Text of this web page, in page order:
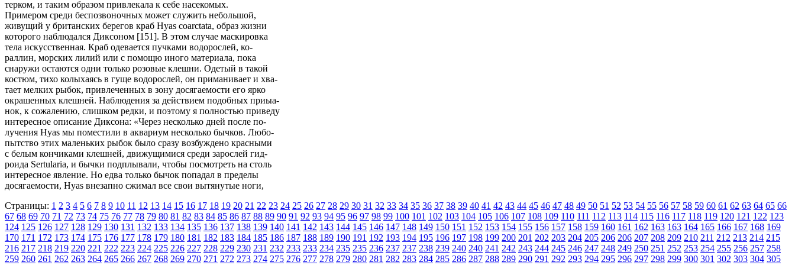
терком, и таким образом привлекала к себе насекомых.
Примером среди беспозвоночных может служить небольшой,
живущий у британских берегов краб Hyas coarctata, образ жизни
которого наблюдался Диксоном [151]. В этом случае маскировка
тела искусственная. Краб одевается пучками водорослей, ко-
раллин, морских лилий или с помощю иного материала, пока
снаружи остаются одни только розовые клешни. Одетый в такой
костюм, тихо колыхаясь в гуще водорослей, он приманивает и хва-
тает мелких рыбок, привлеченных в зону досягаемости его ярко
окрашенных клешней. Наблюдения за действием подобных приыа-
нок, к сожалению, слишком редки, и поэтому я полностью приведу
интересное описание Диксона: «Через несколько дней после по-
лучения Hyas мы поместили в аквариум несколько бычков. Любо-
пытство этих маленьких рыбок было сразу возбуждено красными
с белым кончиками клешней, движущимися среди зарослей гид-
роида Sertularia, и бычки подплывали, чтобы посмотреть на столь
интересное явление. Но едва только бычок попадал в пределы
досягаемости, Hyas внезапно сжимал все свои вытянутые ноги,
Страницы: 1 2 3 4 5 6 7 8 9 10 11 12 13 14 15 16 17 18 19 20 21 22 23 24 25 26 27 28 29 30 31 32 33 34 35 36 37 38 39 40 41 42 43 44 45 46 47 48 49 50 51 52 53 54 55 56 57 58 59 60 61 62 63 64 65 66
67 68 69 70 71 72 73 74 75 76 77 78 79 80 81 82 83 84 85 86 87 88 89 90 91 92 93 94 95 96 97 98 99 100 101 102 103 104 105 106 107 108 109 110 111 112 113 114 115 116 117 118 119 120 121 122 123
124 125 126 127 128 129 130 131 132 133 134 135 136 137 138 139 140 141 142 143 144 145 146 147 148 149 150 151 152 153 154 155 156 157 158 159 160 161 162 163 163 164 165 166 167 168 169
170 171 172 173 174 175 176 177 178 179 180 181 182 183 184 185 186 187 188 189 190 191 192 193 194 195 196 197 198 199 200 201 202 203 204 205 206 206 207 208 209 210 211 212 213 214 215
216 217 218 219 220 221 222 223 224 225 226 227 228 229 230 231 232 233 233 234 235 235 236 237 237 238 239 240 240 241 242 243 244 245 246 247 248 249 250 251 252 253 254 255 256 257 258
259 260 261 262 263 264 265 266 267 268 269 270 271 272 273 274 275 276 277 278 279 280 281 282 283 284 285 286 287 288 289 290 291 292 293 294 295 296 297 298 299 300 301 302 303 304 305